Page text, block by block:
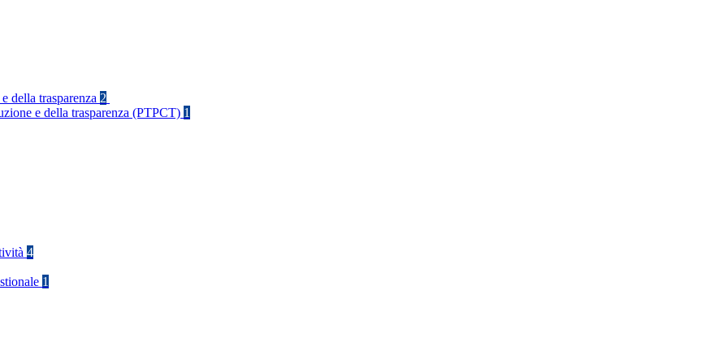
della trasparenza 2
e della trasparenza (PTPCT) 1
4
1